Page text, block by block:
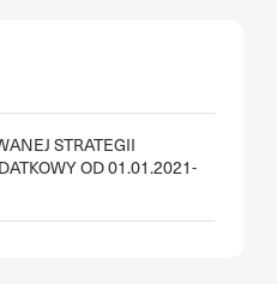
STRATEGII
OD 01.01.2021-